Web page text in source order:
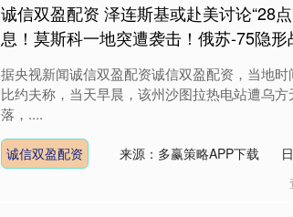
诚信双盈配资 泽连斯基或赴美讨论“28
息！莫斯科一地突遭袭击！俄苏-75隐
据央视新闻诚信双盈配资诚信双盈配资，当地
比约夫称，当天早晨，该州沙图拉热电站遭乌
落，....
诚信双盈配资 来源：多赢策略APP下载